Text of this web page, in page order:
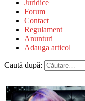
Juridice
Forum
Contact
Regulament
Anunturi
Adauga articol
Caută după: